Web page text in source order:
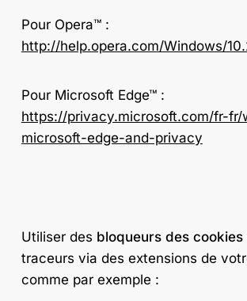
Pour Opera™ :
http://help.opera.com/Windows/
Pour Microsoft Edge™ :
https://privacy.microsoft.com/fr-fr/
microsoft-edge-and-privacy
Utiliser des bloqueurs des cookies
traceurs via des extensions de
comme par exemple :